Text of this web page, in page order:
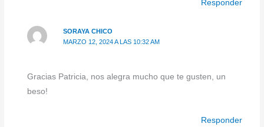
Responder
SORAYA CHICO
MARZO 12, 2024 A LAS 10:32 AM
Gracias Patricia, nos alegra mucho que te gusten, un
beso!
Responder